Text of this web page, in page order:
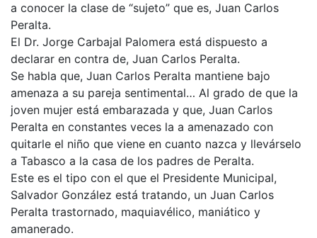
a conocer la clase de “sujeto” que es, Juan Carlos
Peralta.
El Dr. Jorge Carbajal Palomera está dispuesto a
declarar en contra de, Juan Carlos Peralta.
Se habla que, Juan Carlos Peralta mantiene bajo
amenaza a su pareja sentimental… Al grado de que la
joven mujer está embarazada y que, Juan Carlos
Peralta en constantes veces la a amenazado con
quitarle el niño que viene en cuanto nazca y llevárselo
a Tabasco a la casa de los padres de Peralta.
Este es el tipo con el que el Presidente Municipal,
Salvador González está tratando, un Juan Carlos
Peralta trastornado, maquiavélico, maniático y
amanerado.